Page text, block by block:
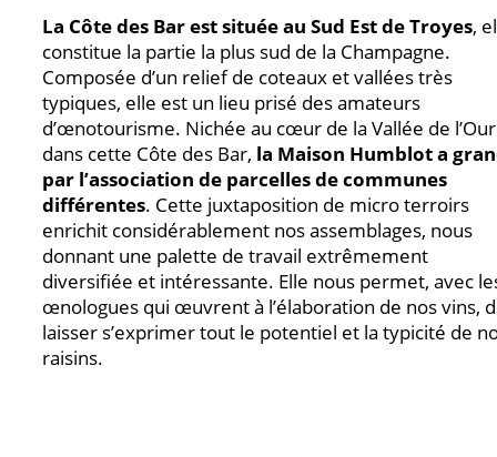
La Côte des Bar est située au Sud Est de Troyes,
constitue la partie la plus sud de la Champagne.
Composée d’un relief de coteaux et vallées très
typiques, elle est un lieu prisé des amateurs
d’œnotourisme. Nichée au cœur de la Vallée de
dans cette Côte des Bar, la Maison Humblot a
par l’association de parcelles de communes
différentes. Cette juxtaposition de micro terroirs
enrichit considérablement nos assemblages, nous
donnant une palette de travail extrêmement
diversifiée et intéressante. Elle nous permet, avec
œnologues qui œuvrent à l’élaboration de nos vins,
laisser s’exprimer tout le potentiel et la typicité de
raisins.